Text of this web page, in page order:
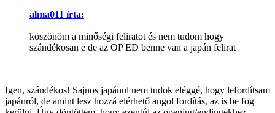
alma011 írta:
köszönöm a minőségi feliratot és nem tudom hogy
szándékosan e de az OP ED benne van a japán felirat
Igen, szándékos! Sajnos japánul nem tudok eléggé, hogy lefordítsam
japánról, de amint lesz hozzá elérhető angol fordítás, az is be fog